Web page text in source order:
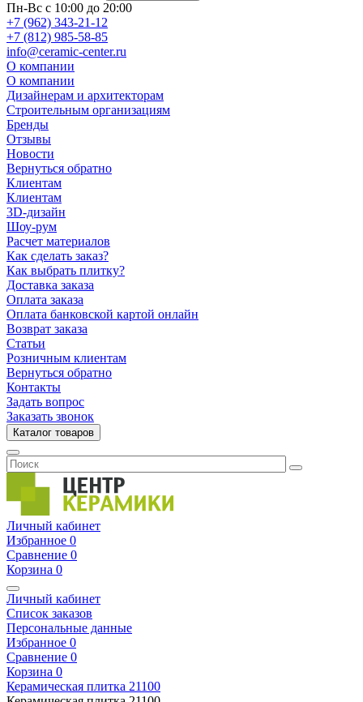
Пн-Вс с 10:00 до 20:00
+7 (962) 343-21-12
+7 (812) 985-58-85
info@ceramic-center.ru
О компании
О компании
Дизайнерам и архитекторам
Строительным организациям
Бренды
Отзывы
Новости
Вернуться обратно
Клиентам
Клиентам
3D-дизайн
Шоу-рум
Расчет материалов
Как сделать заказ?
Как выбрать плитку?
Доставка заказа
Оплата заказа
Оплата банковской картой онлайн
Возврат заказа
Статьи
Розничным клиентам
Вернуться обратно
Контакты
Задать вопрос
Заказать звонок
Каталог товаров
Личный кабинет
Избранное 0
Сравнение 0
Корзина 0
Личный кабинет
Список заказов
Персональные данные
Избранное 0
Сравнение 0
Корзина 0
Керамическая плитка 21100